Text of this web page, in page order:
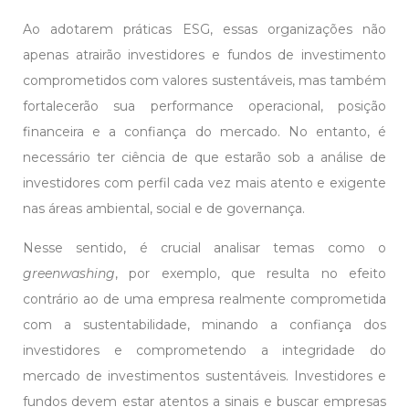
Ao adotarem práticas ESG, essas organizações não
apenas atrairão investidores e fundos de investimento
comprometidos com valores sustentáveis, mas também
fortalecerão sua performance operacional, posição
financeira e a confiança do mercado. No entanto, é
necessário ter ciência de que estarão sob a análise de
investidores com perfil cada vez mais atento e exigente
nas áreas ambiental, social e de governança.
Nesse sentido, é crucial analisar temas como o
greenwashing, por exemplo, que resulta no efeito
contrário ao de uma empresa realmente comprometida
com a sustentabilidade, minando a confiança dos
investidores e comprometendo a integridade do
mercado de investimentos sustentáveis. Investidores e
fundos devem estar atentos a sinais e buscar empresas